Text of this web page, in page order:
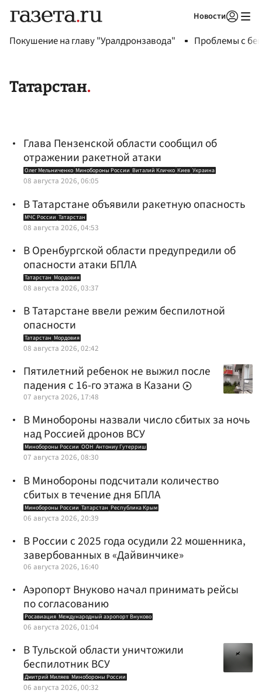
Новости
Покушение на главу "Уралдронзавода" Проблемы с
Татарстан
Глава Пензенской области сообщил об
отражении ракетной атаки
Олег Мельниченко Минобороны России Виталий Кличко Киев Украина
08 августа 2026, 06:05
В Татарстане объявили ракетную опасность
МЧС России Татарстан
08 августа 2026, 04:53
В Оренбургской области предупредили об
опасности атаки БПЛА
Татарстан Мордовия
08 августа 2026, 03:37
В Татарстане ввели режим беспилотной
опасности
Татарстан Мордовия
08 августа 2026, 02:42
Пятилетний ребенок не выжил после
падения с 16-го этажа в Казани
07 августа 2026, 17:48
В Минобороны назвали число сбитых за ночь
над Россией дронов ВСУ
Минобороны России ООН Антониу Гутерриш
07 августа 2026, 08:30
В Минобороны подсчитали количество
сбитых в течение дня БПЛА
Минобороны России Татарстан Республика Крым
06 августа 2026, 20:39
В России с 2025 года осудили 22 мошенника,
завербованных в «Дайвинчике»
06 августа 2026, 16:40
Аэропорт Внуково начал принимать рейсы
по согласованию
Росавиация Международный аэропорт Внуково
06 августа 2026, 01:04
В Тульской области уничтожили
беспилотник ВСУ
Дмитрий Миляев Минобороны России
06 августа 2026, 00:32